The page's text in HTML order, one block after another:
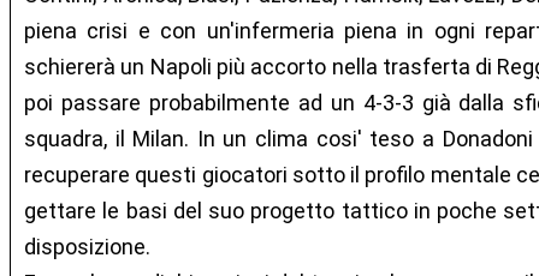
piena crisi e con un'infermeria piena in ogni
schiererà un Napoli più accorto nella trasferta di
poi passare probabilmente ad un 4-3-3 già dalla
squadra, il Milan. In un clima cosi' teso a
recuperare questi giocatori sotto il profilo mentale
gettare le basi del suo progetto tattico in poche
disposizione.